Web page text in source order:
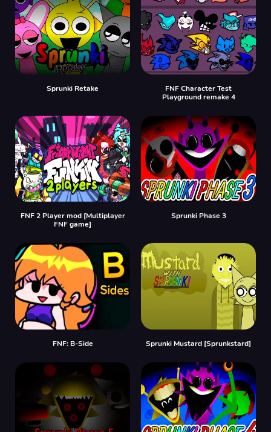
Sprunki Retake
FNF Character Test
Playground remake 4
FNF 2 Player mod [Multiplayer
FNF game]
Sprunki Phase 3
FNF: B-Side Sprunki Mustard [Sprunkstard]